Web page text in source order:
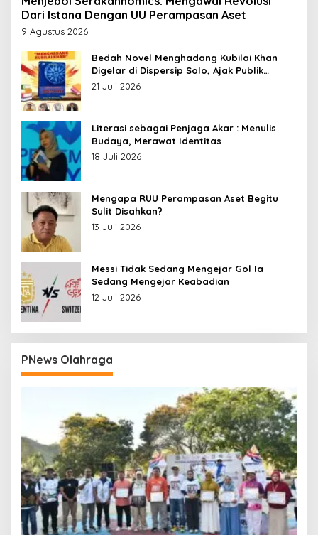
Dari Istana Dengan UU Perampasan Aset
9 Agustus 2026
Bedah Novel Menghadang Kubilai Khan
Digelar di Dispersip Solo, Ajak Publik
Menyelami Heroisme Leluhur Nusantara
21 Juli 2026
Literasi sebagai Penjaga Akar : Menulis
Budaya, Merawat Identitas
18 Juli 2026
Mengapa RUU Perampasan Aset Begitu
Sulit Disahkan?
13 Juli 2026
Messi Tidak Sedang Mengejar Gol Ia
Sedang Mengejar Keabadian
12 Juli 2026
PNews Olahraga